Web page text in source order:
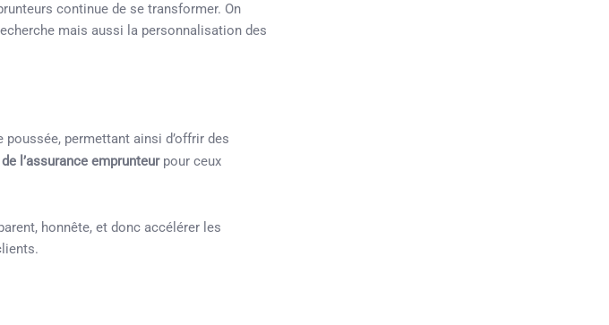
continue de se transformer. On
mais aussi la personnalisation des
permettant ainsi d’offrir des
l’assurance emprunteurpour ceux
honnête, et donc accélérer les